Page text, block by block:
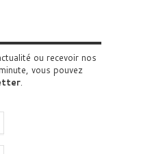
ou recevoir nos
vous pouvez
.